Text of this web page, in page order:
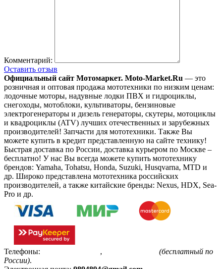
Комментарий:
Оставить отзыв
Официальный сайт Мотомаркет. Moto-Market.Ru — это
розничная и оптовая продажа мототехники по низким ценам:
лодочные моторы, надувные лодки ПВХ и гидроциклы,
снегоходы, мотоблоки, культиваторы, бензиновые
электрогенераторы и дизель генераторы, скутеры, мотоциклы
и квадроциклы (ATV) лучших отечественных и зарубежных
производителей! Запчасти для мототехники. Также Вы
можете купить в кредит представленную на сайте технику!
Быстрая доставка по России, доставка курьером по Москве –
бесплатно! У нас Вы всегда можете купить мототехнику
брендов: Yamaha, Tohatsu, Honda, Suzuki, Husqvarna, MTD и
др. Широко представлена мототехника российских
производителей, а также китайские бренды: Nexus, HDX, Sea-
Pro и др.
Телефоны: ,
(бесплатный по
России).